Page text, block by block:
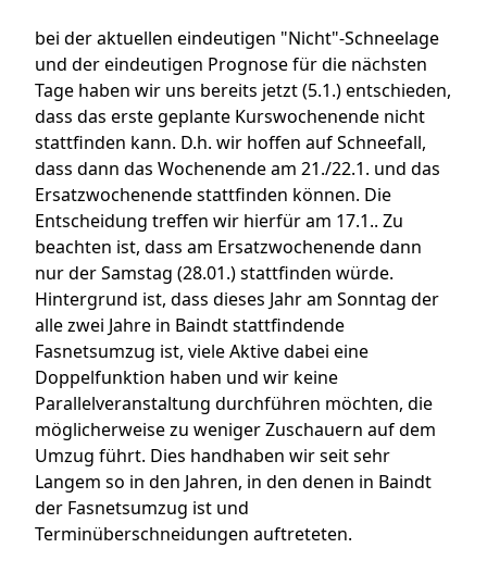
bei der aktuellen eindeutigen "Nicht"-Schneelage
und der eindeutigen Prognose für die nächsten
Tage haben wir uns bereits jetzt (5.1.) entschieden,
dass das erste geplante Kurswochenende nicht
stattfinden kann. D.h. wir hoffen auf Schneefall,
dass dann das Wochenende am 21./22.1. und das
Ersatzwochenende stattfinden können. Die
Entscheidung treffen wir hierfür am 17.1.. Zu
beachten ist, dass am Ersatzwochenende dann
nur der Samstag (28.01.) stattfinden würde.
Hintergrund ist, dass dieses Jahr am Sonntag der
alle zwei Jahre in Baindt stattfindende
Fasnetsumzug ist, viele Aktive dabei eine
Doppelfunktion haben und wir keine
Parallelveranstaltung durchführen möchten, die
möglicherweise zu weniger Zuschauern auf dem
Umzug führt. Dies handhaben wir seit sehr
Langem so in den Jahren, in den denen in Baindt
der Fasnetsumzug ist und
Terminüberschneidungen auftreteten.